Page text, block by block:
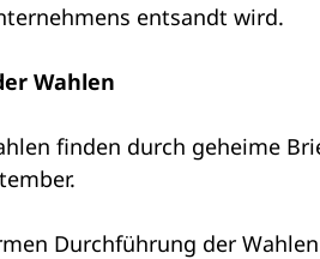
entsandt wird.
Wahlen
finden durch geheime
Durchführung der